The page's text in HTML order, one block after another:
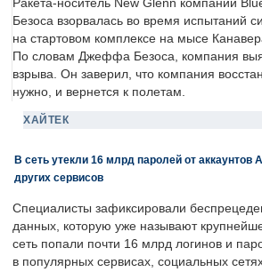
Ракета-носитель New Glenn компании
Безоса взорвалась во время испытаний
на стартовом комплексе на мысе
По словам Джеффа Безоса, компания
взрыва. Он заверил, что компания
нужно, и вернется к полетам.
ХАЙТЕК
В сеть утекли 16 млрд паролей от аккаунтов
других сервисов
Специалисты зафиксировали
данных, которую уже называют
сеть попали почти 16 млрд логинов и
в популярных сервисах, социальных